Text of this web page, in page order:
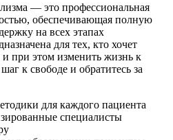
— это профессиональная
обеспечивающая полную
на всех этапах
для тех, кто хочет
при этом изменить жизнь к
к свободе и обратитесь за
для каждого пациента
специалисты